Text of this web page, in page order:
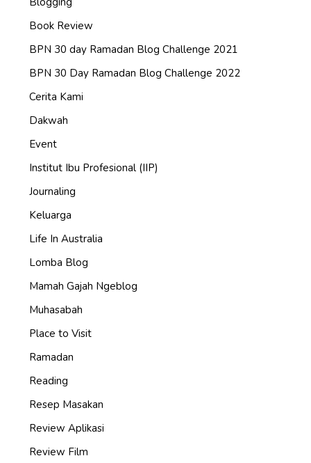
Book Review
BPN 30 day Ramadan Blog Challenge 2021
BPN 30 Day Ramadan Blog Challenge 2022
Cerita Kami
Dakwah
Event
Institut Ibu Profesional (IIP)
Journaling
Keluarga
Life In Australia
Lomba Blog
Mamah Gajah Ngeblog
Muhasabah
Place to Visit
Ramadan
Reading
Resep Masakan
Review Aplikasi
Review Film